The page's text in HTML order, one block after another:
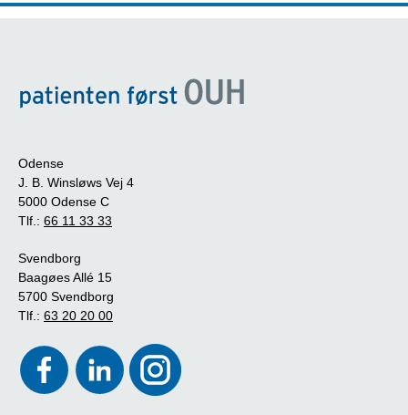
Odense
J. B. Winsløws Vej 4
5000 Odense C
Tlf.: 66 11 33 33
Svendborg
Baagøes Allé 15
5700 Svendborg
Tlf.: 63 20 20 00